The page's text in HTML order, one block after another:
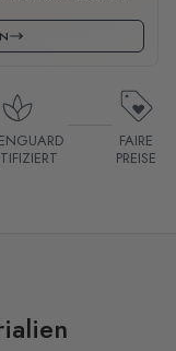
FAIRE
PREISE